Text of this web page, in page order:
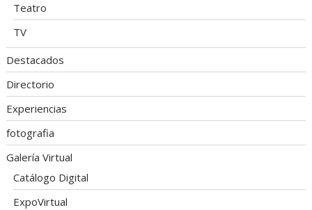
Teatro
TV
Destacados
Directorio
Experiencias
fotografia
Galería Virtual
Catálogo Digital
ExpoVirtual